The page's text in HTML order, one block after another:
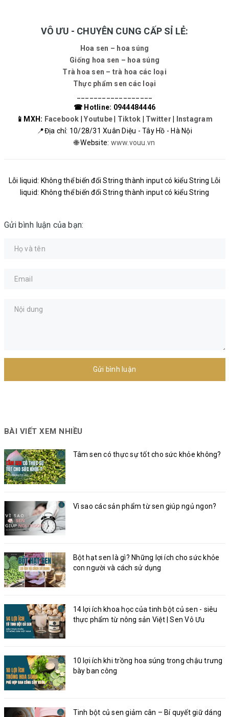
VÔ ƯU - CHUYÊN CUNG CẤP SỈ LẺ:
Hoa sen – hoa súng
Giống hoa sen – hoa súng
Trà hoa sen – trà hoa các loại
Thực phẩm sen các loại
☎ Hotline: 0944484446
📱MXH: Facebook |Youtube Tiktok Twitter
Instagram
📍Địa chỉ: 10/28/31 Xuân Diệu - Tây Hồ - Hà Nội
🌐 Website: www.vouu.vn
Lỗi liquid: Không thể biến đổi String thành input có kiểu String Lỗi
liquid: Không thể biến đổi String thành input có kiểu String
Gửi bình luận của bạn:
Gửi bình luận
BÀI VIẾT XEM NHIỀU
Tâm sen có thực sự tốt cho sức khỏe không?
Vì sao các sản phẩm từ sen giúp ngủ ngon?
Bột hạt sen là gì? Những lợi ích cho sức khỏe
con người và cách sử dụng
14 lợi ích khoa học của tinh bột củ sen - siêu
thực phẩm từ nông sản Việt | Sen Vô Ưu
10 lợi ích khi trồng hoa súng trong chậu trưng
bày ban công
Tinh bột củ sen giảm cân – Bí quyết giữ dáng